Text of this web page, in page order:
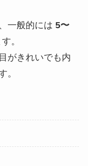
一般的には 5〜
。
がきれいでも内
。